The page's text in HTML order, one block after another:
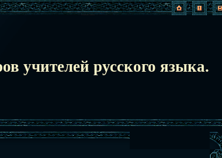
учителей русского языка.